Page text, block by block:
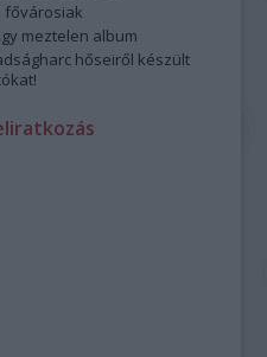
fővárosiak
meztelen album
hőseiről készült